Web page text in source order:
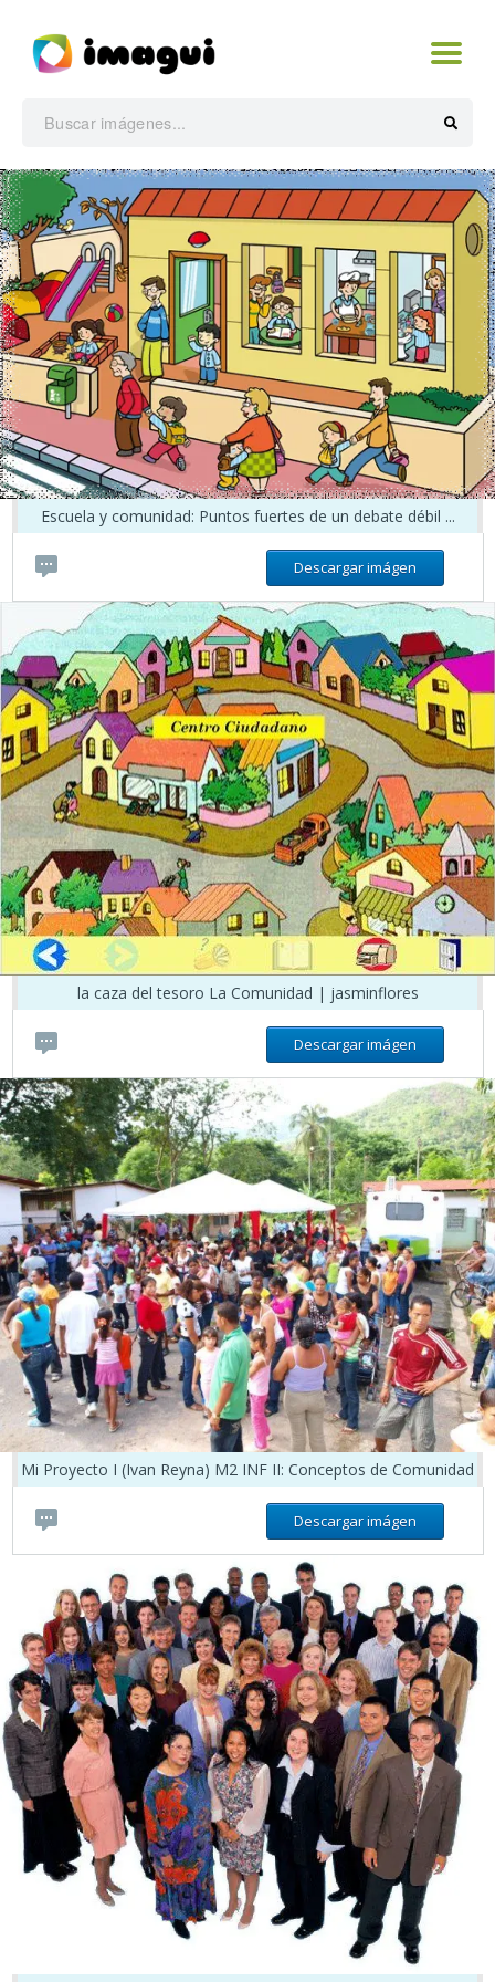
Escuela y comunidad: Puntos fuertes de un debate débil ...
Descargar imágen
la caza del tesoro La Comunidad | jasminflores
Descargar imágen
Mi Proyecto I (Ivan Reyna) M2 INF II: Conceptos de Comunidad
Descargar imágen